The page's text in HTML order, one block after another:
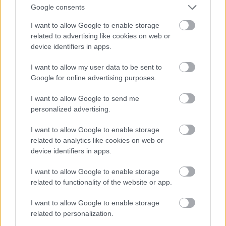
Google consents
I want to allow Google to enable storage
related to advertising like cookies on web or
device identifiers in apps.
I want to allow my user data to be sent to
Google for online advertising purposes.
I want to allow Google to send me
personalized advertising.
I want to allow Google to enable storage
related to analytics like cookies on web or
device identifiers in apps.
I want to allow Google to enable storage
related to functionality of the website or app.
I want to allow Google to enable storage
related to personalization.
annak, hogy számos istenség szeme ezüstberakással
készült?
szeeem
16 éve
Ez a topic nem erről szól, de ha ennyire kíváncsi vagy
látogass el a Lassányi Gábor által említett blogra.
Ha nem is mindenkiét, de ott látsz arcokat is.
Flyingman
16 éve
Elnézést, de szerintem nem értelmezte jól a kolléga a
jogszabályt.